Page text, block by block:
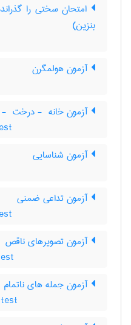
امتحان سختی را
بنزین)
آزمون هولمگرن
آزمون خانه ‎ - درخت ‎ - آدم
آزمون شناسایی
آزمون تداعی ضمنی
آزمون تصویرهای ناقص
آزمون جمله های ناتمام